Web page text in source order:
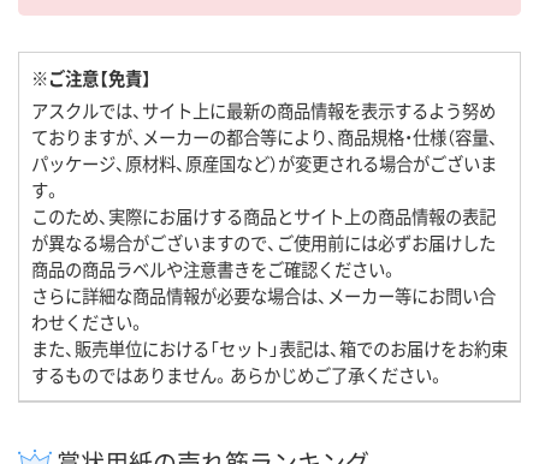
※ご注意【免責】
アスクルでは、サイト上に最新の商品情報を表示するよう努め
ておりますが、メーカーの都合等により、商品規格・仕様（容量、
パッケージ、原材料、原産国など）が変更される場合がございま
す。
このため、実際にお届けする商品とサイト上の商品情報の表記
が異なる場合がございますので、ご使用前には必ずお届けした
商品の商品ラベルや注意書きをご確認ください。
さらに詳細な商品情報が必要な場合は、メーカー等にお問い合
わせください。
また、販売単位における「セット」表記は、箱でのお届けをお約束
するものではありません。あらかじめご了承ください。